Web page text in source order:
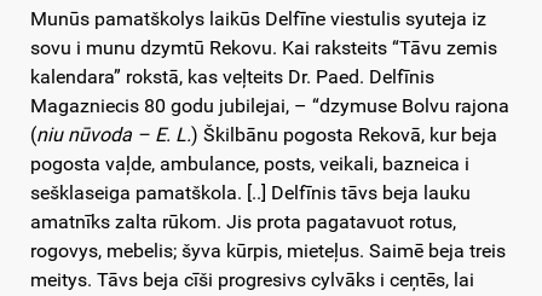
Munūs pamatškolys laikūs Delfīne viestulis syuteja iz
sovu i munu dzymtū Rekovu. Kai raksteits “Tāvu zemis
kalendara” rokstā, kas veļteits Dr. Paed. Delfīnis
Magazniecis 80 godu jubilejai, – “dzymuse Bolvu rajona
(niu nūvoda – E. L.) Škilbānu pogosta Rekovā, kur beja
pogosta vaļde, ambulance, posts, veikali, bazneica i
sešklaseiga pamatškola. [..] Delfīnis tāvs beja lauku
amatnīks zalta rūkom. Jis prota pagatavuot rotus,
rogovys, mebelis; šyva kūrpis, mieteļus. Saimē beja treis
meitys. Tāvs beja cīši progresivs cylvāks i ceņtēs, lai